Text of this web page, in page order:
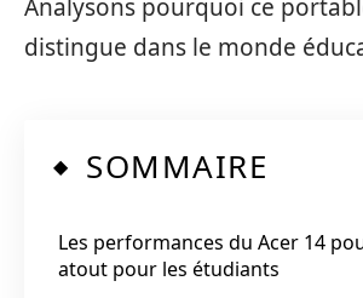
Analysons pourquoi ce
distingue dans le monde
SOMMAIRE
Les performances du Acer 14
atout pour les étudiants